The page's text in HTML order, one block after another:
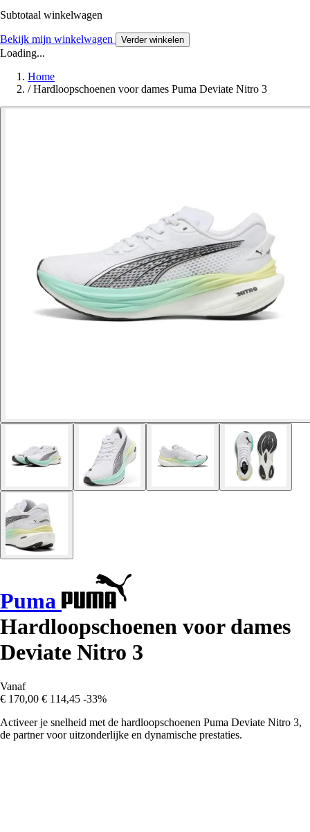
Subtotaal winkelwagen
Bekijk mijn winkelwagen Verder winkelen
Loading...
Home
/ Hardloopschoenen voor dames Puma Deviate Nitro 3
Puma
Hardloopschoenen voor dames
Deviate Nitro 3
Vanaf
€ 170,00 € 114,45 -33%
Activeer je snelheid met de hardloopschoenen Puma Deviate Nitro 3,
de partner voor uitzonderlijke en dynamische prestaties.